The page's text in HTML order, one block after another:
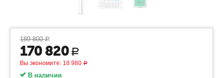
189 800 Р
170 820 Р
Вы экономите: 18 980 Р
В наличии